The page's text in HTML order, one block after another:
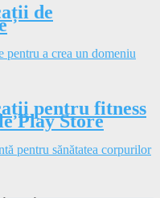
de
a crea un domeniu
pentru fitness
Play Store
pentru sănătatea corpurilor